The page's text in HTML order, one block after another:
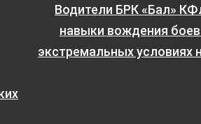
Водители БРК «Бал»
навыки вождения
экстремальных условиях